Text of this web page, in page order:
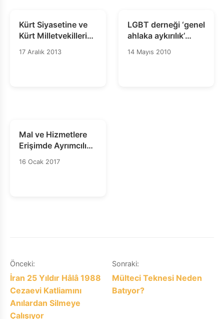
Kürt Siyasetine ve
Kürt Milletvekillerine
Yönelik Ayrımcılık
17 Aralık 2013
LGBT derneği ‘genel
ahlaka aykırılık’
gerekçesiyle
kapatılmayacak
14 Mayıs 2010
Mal ve Hizmetlere
Erişimde Ayrımcılık
– Bilgi Notu
16 Ocak 2017
Yazı
gezinmesi
Önceki:
İran 25 Yıldır Hâlâ 1988
Cezaevi Katliamını
Anılardan Silmeye
Çalışıyor
Sonraki:
Mülteci Teknesi Neden
Batıyor?